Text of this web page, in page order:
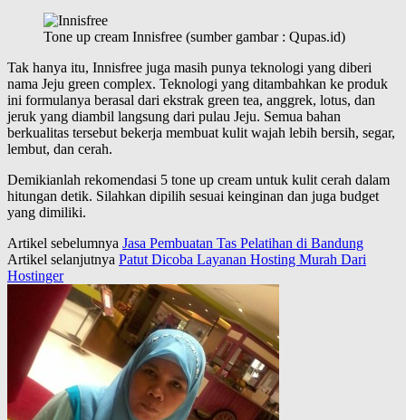
Tone up cream Innisfree (sumber gambar : Qupas.id)
Tak hanya itu, Innisfree juga masih punya teknologi yang diberi
nama Jeju green complex. Teknologi yang ditambahkan ke produk
ini formulanya berasal dari ekstrak green tea, anggrek, lotus, dan
jeruk yang diambil langsung dari pulau Jeju. Semua bahan
berkualitas tersebut bekerja membuat kulit wajah lebih bersih, segar,
lembut, dan cerah.
Demikianlah rekomendasi 5 tone up cream untuk kulit cerah dalam
hitungan detik. Silahkan dipilih sesuai keinginan dan juga budget
yang dimiliki.
Artikel sebelumnya Jasa Pembuatan Tas Pelatihan di Bandung
Artikel selanjutnya Patut Dicoba Layanan Hosting Murah Dari
Hostinger